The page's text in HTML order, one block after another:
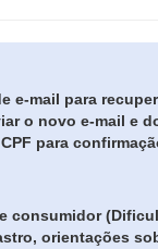
e-mail para
o novo e-mail e
para
consumidor
orientações